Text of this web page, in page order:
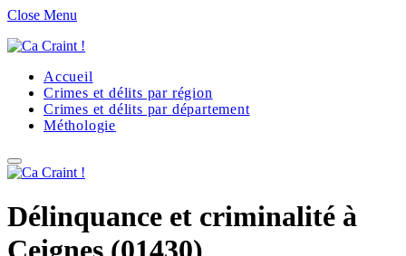
Close Menu
Accueil
Crimes et délits par région
Crimes et délits par département
Méthologie
Délinquance et criminalité à